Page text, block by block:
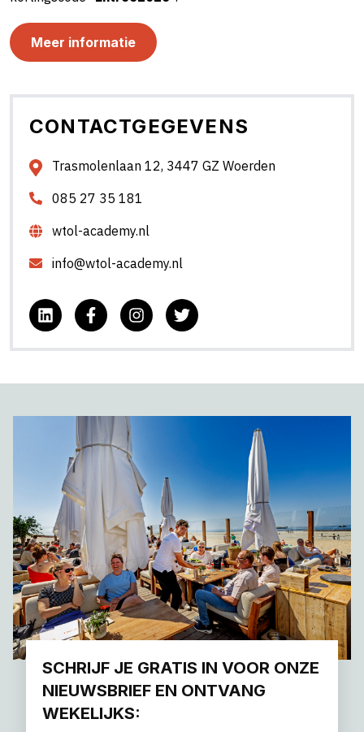
Meer informatie
CONTACTGEGEVENS
Trasmolenlaan 12, 3447 GZ Woerden
085 27 35 181
wtol-academy.nl
info@wtol-academy.nl
SCHRIJF JE GRATIS IN VOOR ONZE
NIEUWSBRIEF EN ONTVANG
WEKELIJKS: